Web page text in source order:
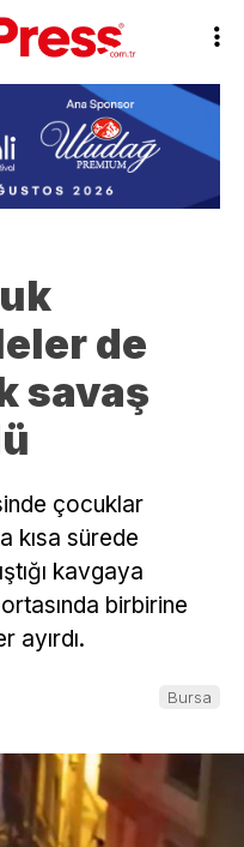
de
savaş
çocuklar
kısa sürede
kavgaya
birbirine
ayırdı.
Bursa